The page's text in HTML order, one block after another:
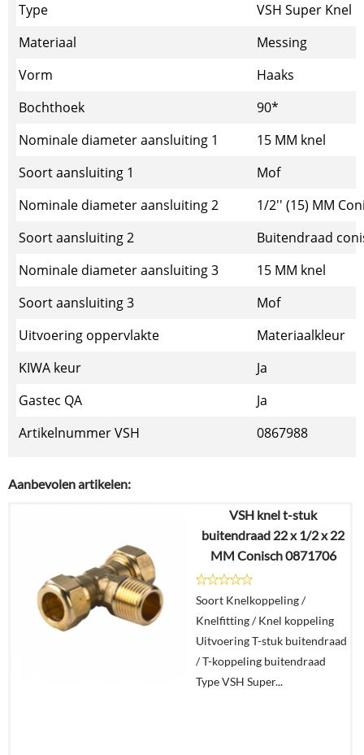
Type
VSH Super Knel
Materiaal
Messing
Vorm
Haaks
Bochthoek
90*
Nominale diameter aansluiting 1
15 MM knel
Soort aansluiting 1
Mof
Nominale diameter aansluiting 2
1/2'' (15) MM
Soort aansluiting 2
Buitendraad
Nominale diameter aansluiting 3
15 MM knel
Soort aansluiting 3
Mof
Uitvoering oppervlakte
Materiaalkleur
KIWA keur
Ja
Gastec QA
Ja
Artikelnummer VSH
0867988
Aanbevolen artikelen:
VSH knel t-stuk
buitendraad 22 x 1/2 x 22
MM Conisch 0871706
Soort Knelkoppeling /
Knelfitting / Knel koppeling
Uitvoering T-stuk buitendraad
/ T-koppeling buitendraad
Type VSH Super...